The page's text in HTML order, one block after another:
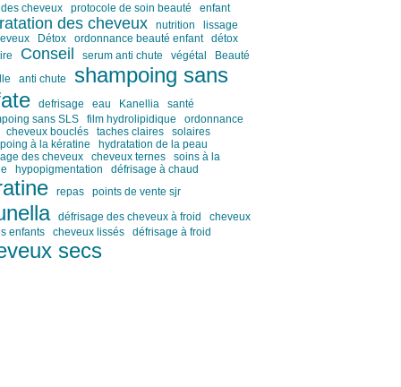
cheveux
protocole de soin beauté enfant
des cheveux nutrition
lissage
Détox ordonnance beauté enfant
détox
Conseil serum anti chute végétal
Beauté
anti chute
shampoing sans
defrisage eau Kanellia
santé
sans SLS
film hydrolipidique
ordonnance
cheveux bouclés taches claires
solaires
à la kératine
hydratation de la peau
des cheveux
cheveux ternes
soins à la
hypopigmentation défrisage à chaud
repas points de vente sjr
défrisage des cheveux à froid
cheveux
enfants
cheveux lissés défrisage à froid
secs